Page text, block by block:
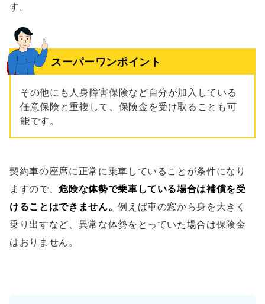
す。
スーパーワンポイント
その他にも人身障害保険など自分が加入している
任意保険と重複して、保険金を受け取ることも可
能です。
契約車の座席に正常に乗車していることが条件になり
ますので、危険な体勢で乗車している場合は補償を受
けることはできません。例えば車の窓から身を大きく
乗り出すなど、異常な体勢をとっていた場合は保険金
はおりません。